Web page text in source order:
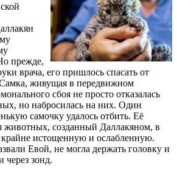
прежде,
врача, его пришлось спасать от
живущая в передвижном
сбоя не просто отказалась
но набросилась на них. Один
самочку удалось отбить. Её
животных, созданный Даллакяном, в
истощенную и ослабленную.
Евой, не могла держать головку и
через зонд.